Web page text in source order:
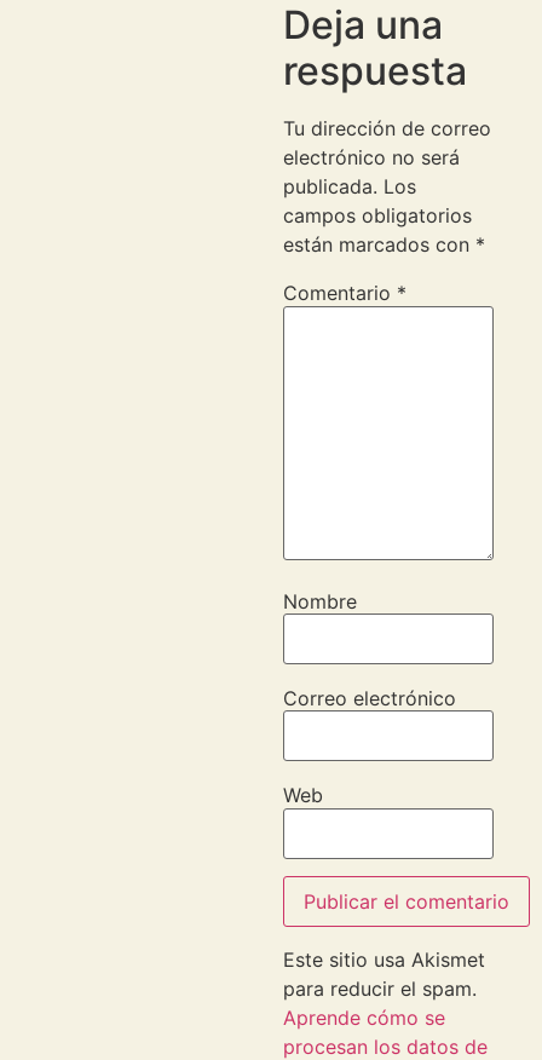
Deja una
respuesta
Tu dirección de correo
electrónico no será
publicada. Los
campos obligatorios
están marcados con *
Comentario *
Nombre
Correo electrónico
Web
Este sitio usa Akismet
para reducir el spam.
Aprende cómo se
procesan los datos de